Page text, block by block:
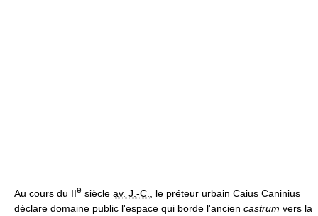
Au cours du IIe siècle av. J.‑C.
, le préteur urbain Caius Caninius
déclare domaine public l'espace qui borde l'ancien castrum vers la